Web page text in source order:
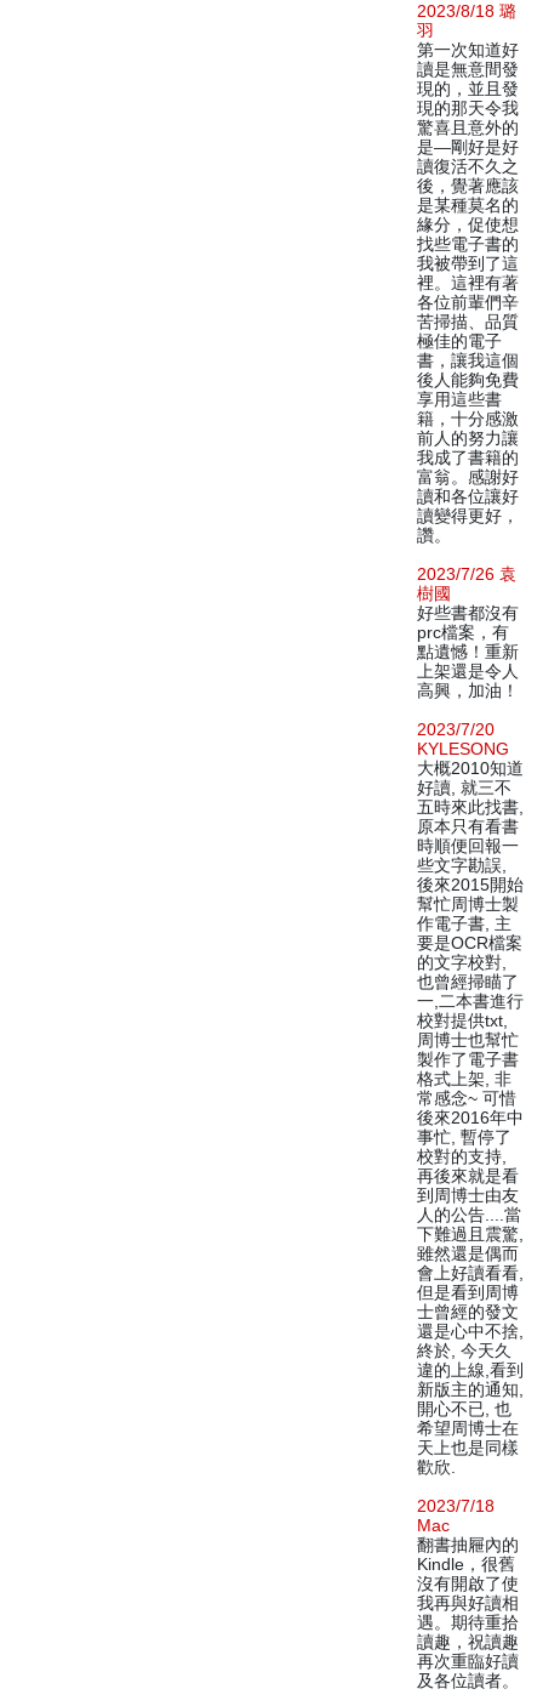
2023/8/18 璐
羽
第一次知道好
讀是無意間發
現的，並且發
現的那天令我
驚喜且意外的
是—剛好是好
讀復活不久之
後，覺著應該
是某種莫名的
緣分，促使想
找些電子書的
我被帶到了這
裡。這裡有著
各位前輩們辛
苦掃描、品質
極佳的電子
書，讓我這個
後人能夠免費
享用這些書
籍，十分感激
前人的努力讓
我成了書籍的
富翁。感謝好
讀和各位讓好
讀變得更好，
讚。
2023/7/26 袁
樹國
好些書都沒有
prc檔案，有
點遺憾！重新
上架還是令人
高興，加油！
2023/7/20
KYLESONG
大概2010知道
好讀, 就三不
五時來此找書,
原本只有看書
時順便回報一
些文字勘誤,
後來2015開始
幫忙周博士製
作電子書, 主
要是OCR檔案
的文字校對,
也曾經掃瞄了
一,二本書進行
校對提供txt,
周博士也幫忙
製作了電子書
格式上架, 非
常感念~ 可惜
後來2016年中
事忙, 暫停了
校對的支持,
再後來就是看
到周博士由友
人的公告....當
下難過且震驚,
雖然還是偶而
會上好讀看看,
但是看到周博
士曾經的發文
還是心中不捨,
終於, 今天久
違的上線,看到
新版主的通知,
開心不已, 也
希望周博士在
天上也是同樣
歡欣.
2023/7/18
Mac
翻書抽屜內的
Kindle，很舊
沒有開啟了使
我再與好讀相
遇。期待重拾
讀趣，祝讀趣
再次重臨好讀
及各位讀者。